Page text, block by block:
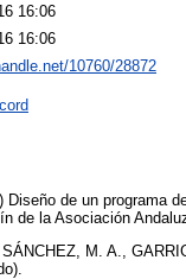
16:06
16:06
10760/28872
Diseño de un programa
de la Asociación
M. A.,